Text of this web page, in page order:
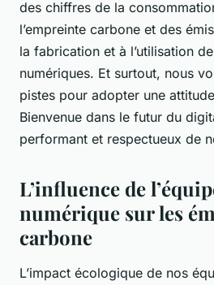
des chiffres de la
l’empreinte carbone et des
la fabrication et à l’utilisation
numériques. Et surtout, nous
pistes pour adopter une
Bienvenue dans le futur du
performant et respectueux de
L’influence de
numérique sur les
carbone
L’impact écologique de nos